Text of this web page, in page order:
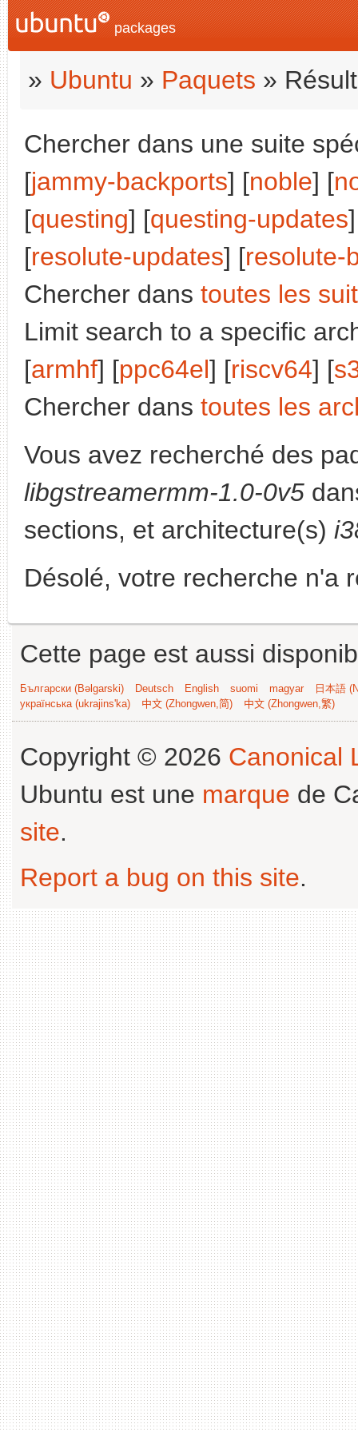
packages
» Ubuntu » Paquets »
Chercher dans une suite
[jammy-backports] [noble] [
[questing] [questing-updates
[resolute-updates] [resolute-
Chercher dans toutes les
Limit search to a specific
[armhf] [ppc64el] [riscv64] [
Chercher dans toutes les
Vous avez recherché des
libgstreamermm-1.0-0v5
sections, et architecture(s)
Désolé, votre recherche n'a
Cette page est aussi
Български (Bəlgarski) Deutsch English suomi magyar
日本語
українська (ukrajins'ka)
中文 (Zhongwen,简) 中文 (Zhongwen,繁)
Copyright © 2026 Canonical
Ubuntu est une marque de
site.
Report a bug on this site.